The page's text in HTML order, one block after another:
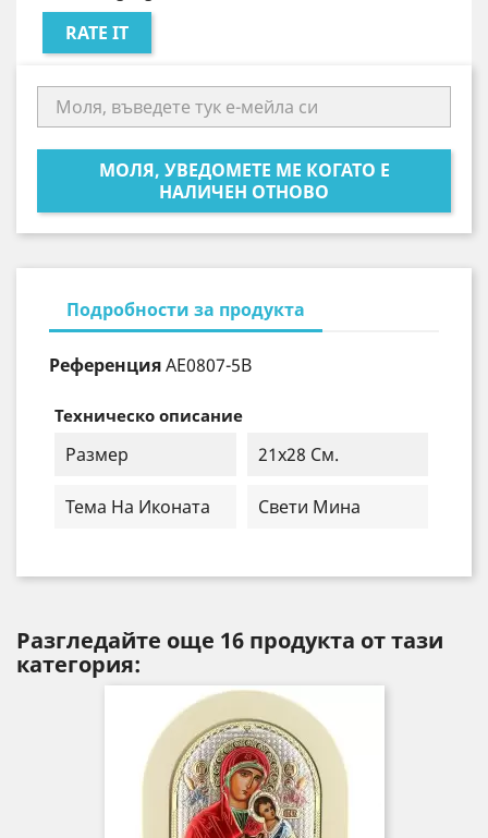
RATE IT
МОЛЯ, УВЕДОМЕТЕ МЕ КОГАТО Е
НАЛИЧЕН ОТНОВО
Подробности за продукта
РеференцияAE0807-5B
Техническо описание
Размер 21х28 См.
Тема На Иконата Свети Мина
Разгледайте още 16 продукта от тази
категория: